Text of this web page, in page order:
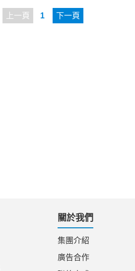
上一頁 1 下一頁
關於我們
集團介紹
廣告合作